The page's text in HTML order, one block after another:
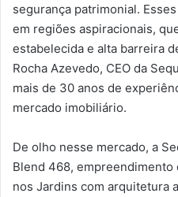
segurança patrimonial.
em regiões aspiracionais,
estabelecida e alta barreira
Rocha Azevedo, CEO da
mais de 30 anos de
mercado imobiliário.
De olho nesse mercado, a
Blend 468,
nos Jardins com arquitetura